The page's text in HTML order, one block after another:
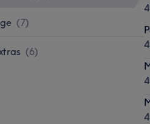
(7)
(6)